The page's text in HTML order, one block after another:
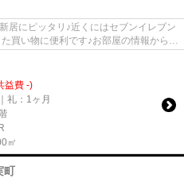
居にピッタリ♪近くにはセブンイレブン
買い物に便利です♪お部屋の情報から周
益費 -)
礼：1ヶ月
㎡
町